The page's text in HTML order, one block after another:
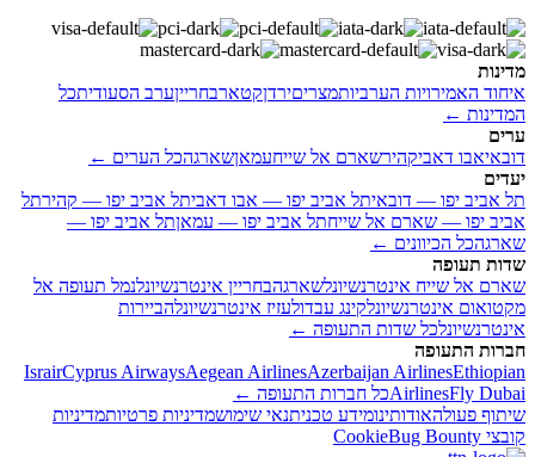
מדינות
איחוד האמירויות הערביותמצריםירדןקטארבחרייןערב הסעודיתכל
המדינות ←
ערים
דובאיאבו דאביקהירשארם אל שייחעמאןשארגהכל הערים ←
יעדים
תל אביב יפו — דובאיתל אביב יפו — אבו דאביתל אביב יפו — קהירתל
אביב יפו — שארם אל שייחתל אביב יפו — עמאןתל אביב יפו —
שארגהכל הכיוונים ←
שדות תעופה
שארם אל שייח אינטרנשיונלשארגהבחריין אינטרנשיונלנמל תעופה אל
מקטואום אינטרנשיונלקינג עבדולעזיז אינטרנשיונלהביירות
אינטרנשיונלכל שדות התעופה ←
חברות התעופה
IsrairCyprus AirwaysAegean AirlinesAzerbaijan AirlinesEthiopian
AirlinesFly Dubai
כל חברות התעופה ←
שיתוף פעולהאודותינומידע טכניתנאי שימושמדיניות פרטיותמדיניות
קובצי Cookie Bug Bounty